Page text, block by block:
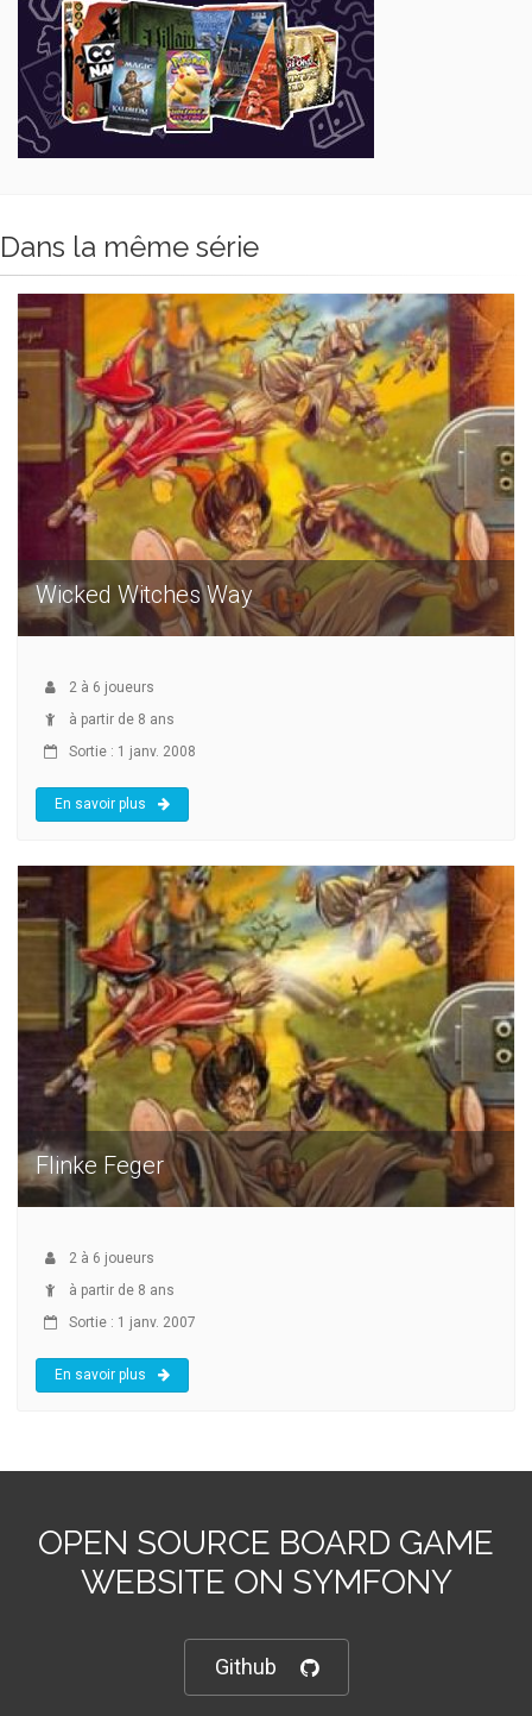
Dans la même série
Wicked Witches Way
2 à 6 joueurs
à partir de 8 ans
Sortie : 1 janv. 2008
En savoir plus
Flinke Feger
2 à 6 joueurs
à partir de 8 ans
Sortie : 1 janv. 2007
En savoir plus
OPEN SOURCE BOARD GAME
WEBSITE ON SYMFONY
Github